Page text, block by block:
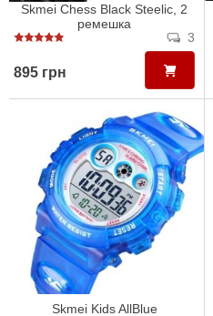
Skmei Chess Black Steelic, 2
ремешка
3
895 грн
Skmei Kids AllBlue